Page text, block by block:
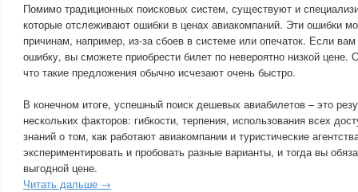
Помимо традиционных поисковых систем, существуют и
которые отслеживают ошибки в ценах авиакомпаний. Эти ошибки
причинам, например, из-за сбоев в системе или опечаток. Если
ошибку, вы сможете приобрести билет по невероятно низкой цене.
что такие предложения обычно исчезают очень быстро.
В конечном итоге, успешный поиск дешевых авиабилетов – это
нескольких факторов: гибкости, терпения, использования всех
знаний о том, как работают авиакомпании и туристические
экспериментировать и пробовать разные варианты, и тогда вы
выгодной цене.
Читать дальше →